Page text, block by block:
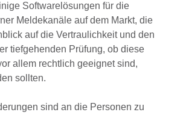
Softwarelösungen für die
Meldekanäle auf dem Markt, die
auf die Vertraulichkeit und den
tiefgehenden Prüfung, ob diese
allem rechtlich geeignet sind,
sollten.
sind an die Personen zu